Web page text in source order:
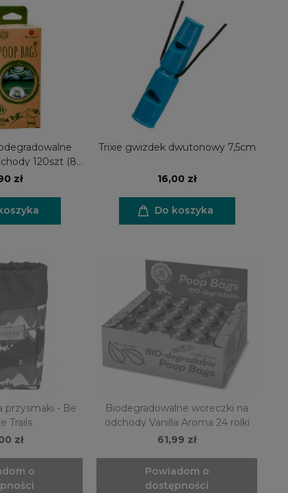
120szt (8
zł
Trixie gwizdek dwutonowy 7,5cm
16,00 zł
Do koszyka
przysmaki - Be
Trails
zł
o
Biodegradowalne woreczki na
odchody Vanilla Aroma 24 rolki
61,99 zł
Powiadom o
dostępności